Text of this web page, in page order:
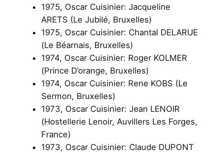
1975, Oscar Cuisinier: Jacqueline
ARETS (Le Jubilé, Bruxelles)
1975, Oscar Cuisinier: Chantal DELARUE
(Le Béarnais, Bruxelles)
1974, Oscar Cuisinier: Roger KOLMER
(Prince D’orange, Bruxelles)
1974, Oscar Cuisinier: Rene KOBS (Le
Sermon, Bruxelles)
1973, Oscar Cuisinier: Jean LENOIR
(Hostellerie Lenoir, Auvillers Les Forges,
France)
1973, Oscar Cuisinier: Claude DUPONT